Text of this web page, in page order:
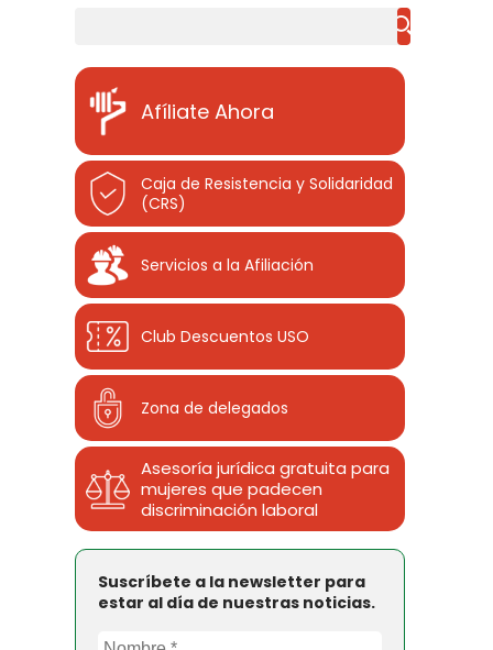
Afíliate Ahora
Caja de Resistencia y Solidaridad
(CRS)
Servicios a la Afiliación
Club Descuentos USO
Zona de delegados
Asesoría jurídica gratuita para
mujeres que padecen
discriminación laboral
Suscríbete a la newsletter para
estar al día de nuestras noticias.